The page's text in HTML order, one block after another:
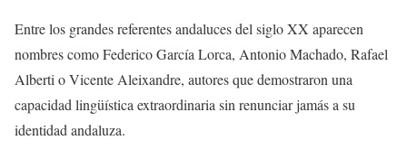
Entre los grandes referentes andaluces del siglo XX aparecen
nombres como Federico García Lorca, Antonio Machado, Rafael
Alberti o Vicente Aleixandre, autores que demostraron una
capacidad lingüística extraordinaria sin renunciar jamás a su
identidad andaluza.